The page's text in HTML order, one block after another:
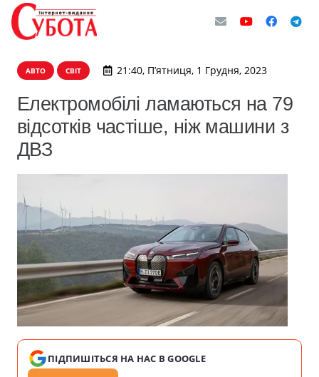
АВТО СВІТ 21:40, П’ятниця, 1 Грудня, 2023
Електромобілі ламаються на 79
відсотків частіше, ніж машини з
ДВЗ
ПІДПИШІТЬСЯ НА НАС В GOOGLE